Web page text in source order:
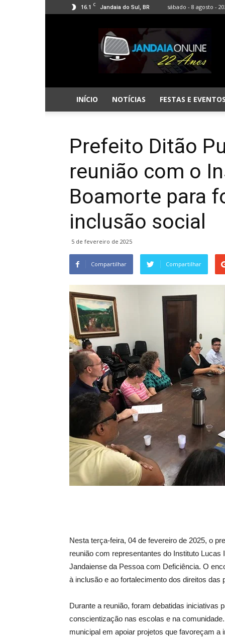
16.1 C Jandaia do Sul, BR sábado - 8 agosto -
Jandaia
Online
INÍCIO NOTÍCIAS FESTAS E
Prefeito Ditão
reunião com o
Boamorte para
inclusão social
5 de fevereiro de 2025
Compartilhar Compartilhar
Nesta terça-feira, 04 de fevereiro de 2025, o
reunião com representantes do Instituto
Jandaiense da Pessoa com Deficiência. O
à inclusão e ao fortalecimento dos direitos
Durante a reunião, foram debatidas iniciativas
conscientização nas escolas e na
municipal em apoiar projetos que favoreçam